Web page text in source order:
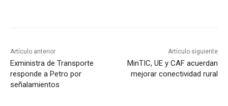
Artículo anterior
Exministra de Transporte
responde a Petro por
señalamientos
Artículo siguiente
MinTIC, UE y CAF acuerdan
mejorar conectividad rural